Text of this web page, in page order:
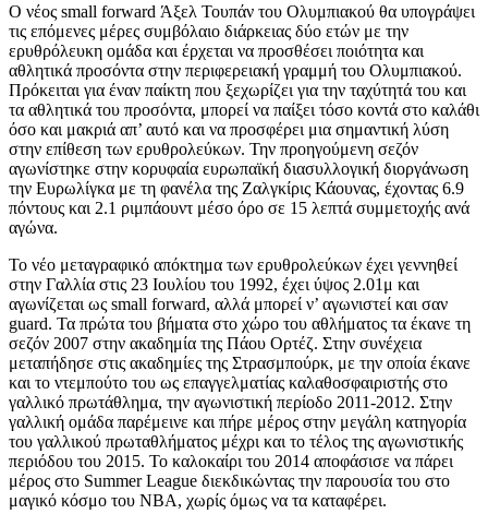
Ο νέος small forward Άξελ Τουπάν του Ολυμπιακού θα υπογράψει
τις επόμενες μέρες συμβόλαιο διάρκειας δύο ετών με την
ερυθρόλευκη ομάδα και έρχεται να προσθέσει ποιότητα και
αθλητικά προσόντα στην περιφερειακή γραμμή του Ολυμπιακού.
Πρόκειται για έναν παίκτη που ξεχωρίζει για την ταχύτητά του και
τα αθλητικά του προσόντα, μπορεί να παίξει τόσο κοντά στο καλάθι
όσο και μακριά απ’ αυτό και να προσφέρει μια σημαντική λύση
στην επίθεση των ερυθρολεύκων. Την προηγούμενη σεζόν
αγωνίστηκε στην κορυφαία ευρωπαϊκή διασυλλογική διοργάνωση
την Ευρωλίγκα με τη φανέλα της Ζαλγκίρις Κάουνας, έχοντας 6.9
πόντους και 2.1 ριμπάουντ μέσο όρο σε 15 λεπτά συμμετοχής ανά
αγώνα.
Το νέο μεταγραφικό απόκτημα των ερυθρολεύκων έχει γεννηθεί
στην Γαλλία στις 23 Ιουλίου του 1992, έχει ύψος 2.01μ και
αγωνίζεται ως small forward, αλλά μπορεί ν’ αγωνιστεί και σαν
guard. Τα πρώτα του βήματα στο χώρο του αθλήματος τα έκανε τη
σεζόν 2007 στην ακαδημία της Πάου Ορτέζ. Στην συνέχεια
μεταπήδησε στις ακαδημίες της Στρασμπούρκ, με την οποία έκανε
και το ντεμπούτο του ως επαγγελματίας καλαθοσφαιριστής στο
γαλλικό πρωτάθλημα, την αγωνιστική περίοδο 2011-2012. Στην
γαλλική ομάδα παρέμεινε και πήρε μέρος στην μεγάλη κατηγορία
του γαλλικού πρωταθλήματος μέχρι και το τέλος της αγωνιστικής
περιόδου του 2015. Το καλοκαίρι του 2014 αποφάσισε να πάρει
μέρος στο Summer League διεκδικώντας την παρουσία του στο
μαγικό κόσμο του ΝΒΑ, χωρίς όμως να τα καταφέρει.